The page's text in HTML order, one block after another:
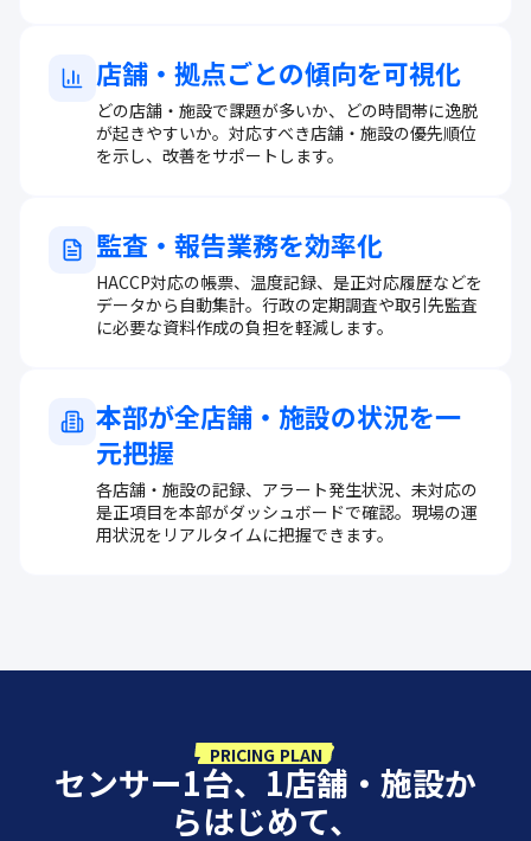
店舗・拠点ごとの傾向を可視化
どの店舗・施設で課題が多いか、どの時間帯に逸脱
が起きやすいか。対応すべき店舗・施設の優先順位
を示し、改善をサポートします。
監査・報告業務を効率化
HACCP対応の帳票、温度記録、是正対応履歴などを
データから自動集計。行政の定期調査や取引先監査
に必要な資料作成の負担を軽減します。
本部が全店舗・施設の状況を一
元把握
各店舗・施設の記録、アラート発生状況、未対応の
是正項目を本部がダッシュボードで確認。現場の運
用状況をリアルタイムに把握できます。
PRICING PLAN
センサー1台、1店舗・施設か
らはじめて、